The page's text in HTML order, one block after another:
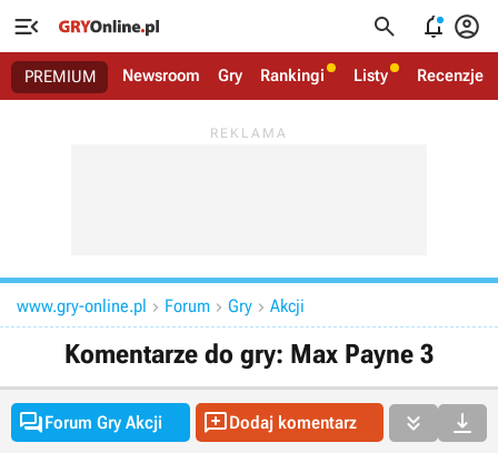
   
PREMIUM Newsroom Gry Rankingi Listy Recenzje
www.gry-online.pl  Forum  Gry  Akcji
Komentarze do gry: Max Payne 3
Forum Gry Akcji Dodaj komentarz  